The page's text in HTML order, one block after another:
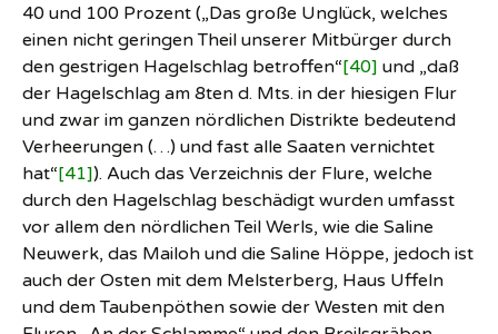
40 und 100 Prozent („Das große Unglück, welches
einen nicht geringen Theil unserer Mitbürger durch
den gestrigen Hagelschlag betroffen“[40] und „daß
der Hagelschlag am 8ten d. Mts. in der hiesigen Flur
und zwar im ganzen nördlichen Distrikte bedeutend
Verheerungen (…) und fast alle Saaten vernichtet
hat“[41]). Auch das Verzeichnis der Flure, welche
durch den Hagelschlag beschädigt wurden umfasst
vor allem den nördlichen Teil Werls, wie die Saline
Neuwerk, das Mailoh und die Saline Höppe, jedoch ist
auch der Osten mit dem Melsterberg, Haus Uffeln
und dem Taubenpöthen sowie der Westen mit den